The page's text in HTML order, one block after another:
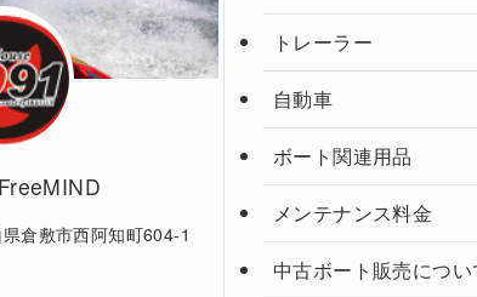
倉敷市西阿知町604-1
トレーラー
自動車
ボート関連用品
メンテナンス料金
中古ボート販売につい